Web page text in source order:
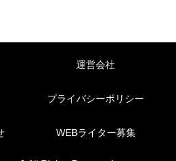
運営会社
プライバシーポリシー
WEBライター募集